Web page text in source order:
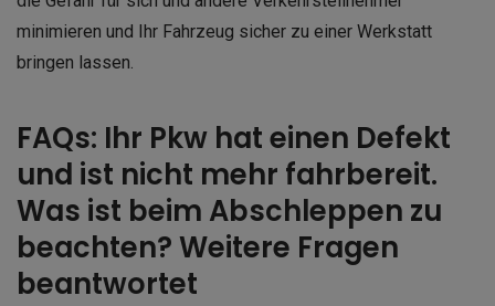
minimieren und Ihr Fahrzeug sicher zu einer Werkstatt
bringen lassen.
FAQs: Ihr Pkw hat einen Defekt
und ist nicht mehr fahrbereit.
Was ist beim Abschleppen zu
beachten? Weitere Fragen
beantwortet